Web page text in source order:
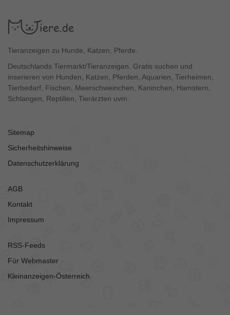
Tieranzeigen zu Hunde, Katzen, Pferde.
Deutschlands Tiermarkt/Tieranzeigen. Gratis suchen und
inserieren von Hunden, Katzen, Pferden, Aquarien, Tierheimen,
Tierbedarf, Fischen, Meerschweinchen, Kaninchen, Hamstern,
Schlangen, Reptilien, Tierärzten uvm.
Sitemap
Sicherheitshinweise
Datenschutzerklärung
AGB
Kontakt
Impressum
RSS-Feeds
Für Webmaster
Kleinanzeigen-Österreich